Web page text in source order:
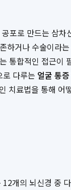
포로 만드는 삼
거나 수술이라
통합적인 접근
다루는 얼굴 통
료법을 통해
개의 뇌신경 중